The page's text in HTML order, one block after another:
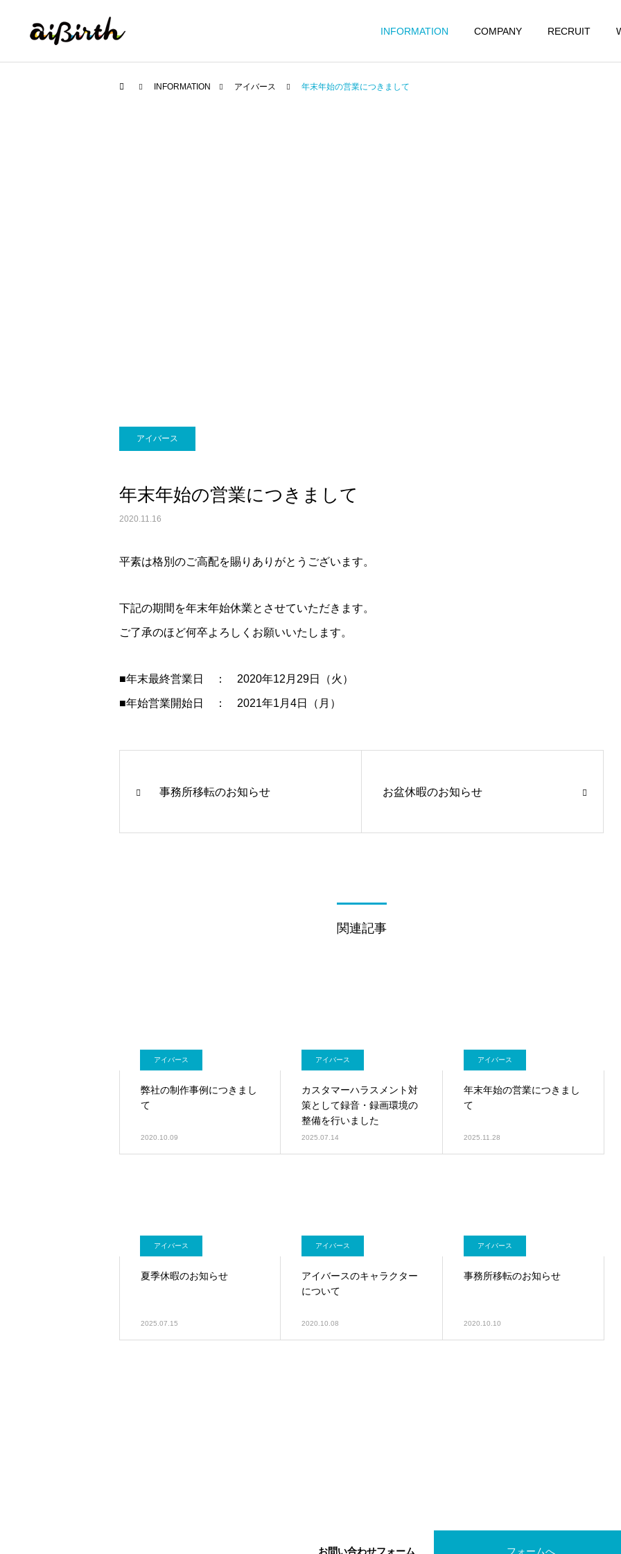
INFORMATION COMPANY RECRUIT
INFORMATION アイバース 年末年始の営業につきまして
アイバース
年末年始の営業につきまして
2020.11.16
平素は格別のご高配を賜りありがとうございます。
下記の期間を年末年始休業とさせていただきます。
ご了承のほど何卒よろしくお願いいたします。
■年末最終営業日 ： 2020年12月29日（火）
■年始営業開始日 ： 2021年1月4日（月）
事務所移転のお知らせ お盆休暇のお知らせ
関連記事
アイバース
弊社の制作事例につきまし
て
2020.10.09
アイバース
カスタマーハラスメント対
策として録音・録画環境の
整備を行いました
2025.07.14
アイバース
年末年始の営業につきまし
て
2025.11.28
アイバース
夏季休暇のお知らせ
2025.07.15
アイバース
アイバースのキャラクター
について
2020.10.08
アイバース
事務所移転のお知らせ
2020.10.10
お問い合わせフォーム フォームへ